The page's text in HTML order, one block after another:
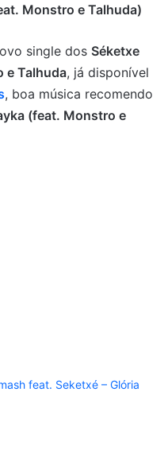
Monstro e Talhuda)
single dos Séketxe
e Talhuda, já disponível
, boa música recomendo
(feat. Monstro e
feat. Seketxé – Glória